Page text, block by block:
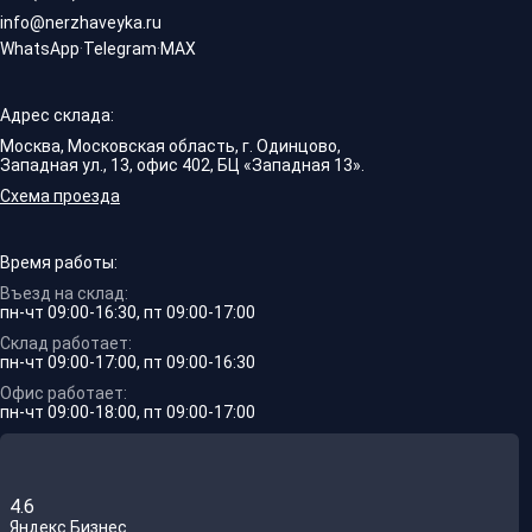
info@nerzhaveyka.ru
WhatsApp·Telegram·MAX
Адрес склада:
Москва, Московская область, г. Одинцово,
Западная ул., 13, офис 402, БЦ «Западная 13».
Схема проезда
Время работы:
Въезд на склад:
пн-чт 09:00-16:30, пт 09:00-17:00
Склад работает:
пн-чт 09:00-17:00, пт 09:00-16:30
Офис работает:
пн-чт 09:00-18:00, пт 09:00-17:00
4.6
Яндекс.Бизнес